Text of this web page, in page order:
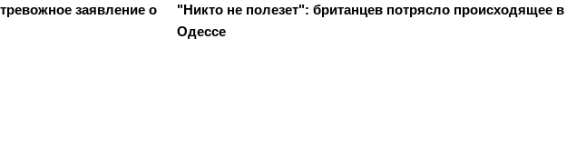
заявление о
"Никто не полезет": британцев потрясло происходящее в
Одессе